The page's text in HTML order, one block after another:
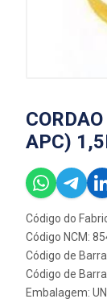
APC)
Código do
Código NCM:
Código de
Código de
Embalagem: